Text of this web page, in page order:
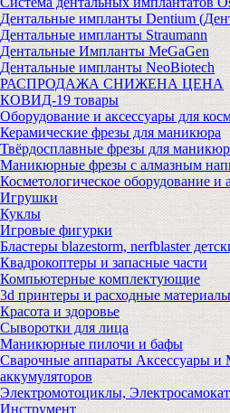
Дентальные импланты Dentium
Дентальные импланты Straumann
Дентальные Импланты MeGaGen
Дентальные импланты NeoBiotech
РАСПРОДАЖА СНИЖЕНА ЦЕНА
КОВИД-19 товары
Оборудование и аксессуары для
Керамические фрезы для маникюра
Твёрдосплавные фрезы для
Маникюрные фрезы с алмазным
Косметологическое оборудование и
Игрушки
Куклы
Игровые фигурки
Бластеры blazestorm, nerfblaster
Квадрокоптеры и запасные части
Компьютерные комплектующие
3d принтеры и расходные материалы
Красота и здоровье
Сыворотки для лица
Маникюрные пилочи и бафы
Сварочные аппараты Аксессуары и
аккумуляторов
Электромотоциклы,
Инструмент